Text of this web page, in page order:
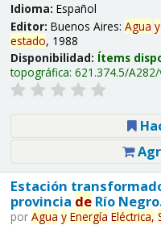
Idioma: Español
Editor: Buenos Aires: Agua y
estado, 1988
Disponibilidad: Ítems
topográfica: 621.374.5/A282/
Estación
provincia deRío
por Agua y Energía Eléctrica,